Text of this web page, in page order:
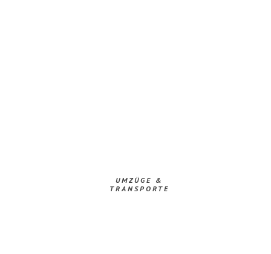
UMZÜGE &
TRANSPORTE